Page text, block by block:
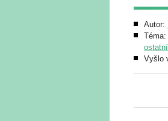
Autor:
Téma:
Vyšlo